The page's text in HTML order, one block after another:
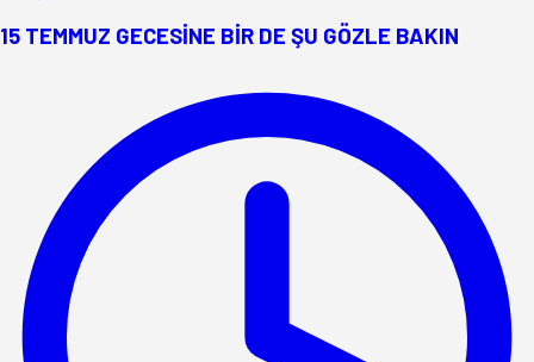
15 TEMMUZ GECESİNE BİR DE ŞU GÖZLE BAKIN